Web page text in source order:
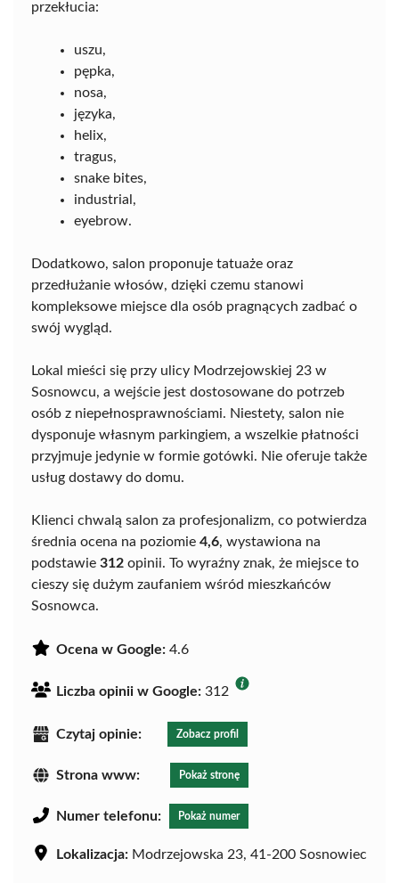
przekłucia:
uszu,
pępka,
nosa,
języka,
helix,
tragus,
snake bites,
industrial,
eyebrow.
Dodatkowo, salon proponuje tatuaże oraz
przedłużanie włosów, dzięki czemu stanowi
kompleksowe miejsce dla osób pragnących zadbać o
swój wygląd.
Lokal mieści się przy ulicy Modrzejowskiej 23 w
Sosnowcu, a wejście jest dostosowane do potrzeb
osób z niepełnosprawnościami. Niestety, salon nie
dysponuje własnym parkingiem, a wszelkie płatności
przyjmuje jedynie w formie gotówki. Nie oferuje także
usług dostawy do domu.
Klienci chwalą salon za profesjonalizm, co potwierdza
średnia ocena na poziomie 4,6, wystawiona na
podstawie 312 opinii. To wyraźny znak, że miejsce to
cieszy się dużym zaufaniem wśród mieszkańców
Sosnowca.
Ocena w Google: 4.6
Liczba opinii w Google: 312
Czytaj opinie: Zobacz profil
Strona www: Pokaż stronę
Numer telefonu: Pokaż numer
Lokalizacja: Modrzejowska 23, 41-200 Sosnowiec